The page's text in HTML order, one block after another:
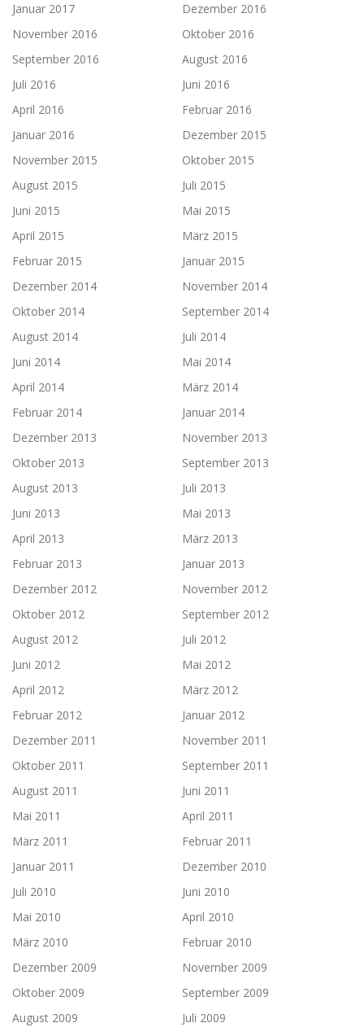
Januar 2017
Dezember 2016
November 2016
Oktober 2016
September 2016
August 2016
Juli 2016
Juni 2016
April 2016
Februar 2016
Januar 2016
Dezember 2015
November 2015
Oktober 2015
August 2015
Juli 2015
Juni 2015
Mai 2015
April 2015
März 2015
Februar 2015
Januar 2015
Dezember 2014
November 2014
Oktober 2014
September 2014
August 2014
Juli 2014
Juni 2014
Mai 2014
April 2014
März 2014
Februar 2014
Januar 2014
Dezember 2013
November 2013
Oktober 2013
September 2013
August 2013
Juli 2013
Juni 2013
Mai 2013
April 2013
März 2013
Februar 2013
Januar 2013
Dezember 2012
November 2012
Oktober 2012
September 2012
August 2012
Juli 2012
Juni 2012
Mai 2012
April 2012
März 2012
Februar 2012
Januar 2012
Dezember 2011
November 2011
Oktober 2011
September 2011
August 2011
Juni 2011
Mai 2011
April 2011
März 2011
Februar 2011
Januar 2011
Dezember 2010
Juli 2010
Juni 2010
Mai 2010
April 2010
März 2010
Februar 2010
Dezember 2009
November 2009
Oktober 2009
September 2009
August 2009
Juli 2009